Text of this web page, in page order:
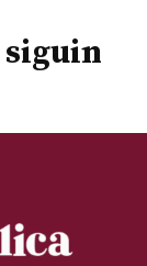
siguin